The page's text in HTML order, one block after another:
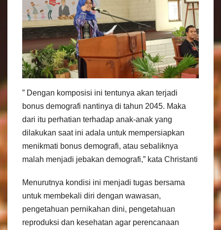
” Dengan komposisi ini tentunya akan terjadi
bonus demografi nantinya di tahun 2045. Maka
dari itu perhatian terhadap anak-anak yang
dilakukan saat ini adala untuk mempersiapkan
menikmati bonus demografi, atau sebaliknya
malah menjadi jebakan demografi,” kata Christanti
Menurutnya kondisi ini menjadi tugas bersama
untuk membekali diri dengan wawasan,
pengetahuan pernikahan dini, pengetahuan
reproduksi dan kesehatan agar perencanaan